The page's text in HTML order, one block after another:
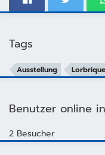
Tags
Ausstellung
Benutzer online
2 Besucher